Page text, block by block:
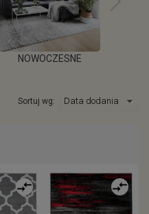
NOWOCZESNE
Sortuj wg: